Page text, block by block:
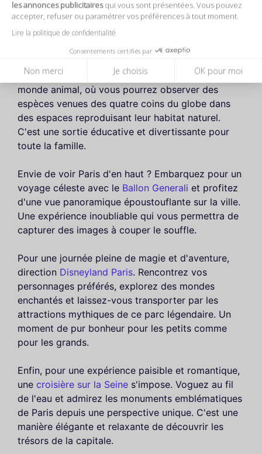
les annonces publicitairesqui vous sont présentées. Vous pouvez
accepter, refuser ou paramétrer vos préférences à tout moment.
Lire la politique de confidentialité
Consentements certifiés par
Non merci Je choisis OK pour moi
l'histoire fascinante de la monarchie française et
flâner dans les allées historiques de ce domaine
exceptionnel.
Parc Zoologique de Paris offre une évasion dans le
monde animal, où vous pourrez observer des
espèces venues des quatre coins du globe dans
des espaces reproduisant leur habitat naturel.
C'est une sortie éducative et divertissante pour
toute la famille.
Envie de voir Paris d'en haut ? Embarquez pour un
voyage céleste avec le Ballon Generali et profitez
d'une vue panoramique époustouflante sur la ville.
Une expérience inoubliable qui vous permettra de
capturer des images à couper le souffle.
Pour une journée pleine de magie et d'aventure,
direction Disneyland Paris. Rencontrez vos
personnages préférés, explorez des mondes
enchantés et laissez-vous transporter par les
attractions mythiques de ce parc légendaire. Un
moment de pur bonheur pour les petits comme
pour les grands.
Enfin, pour une expérience paisible et romantique,
une croisière sur la Seine s'impose. Voguez au fil
de l'eau et admirez les monuments emblématiques
de Paris depuis une perspective unique. C'est une
manière élégante et relaxante de découvrir les
trésors de la capitale.